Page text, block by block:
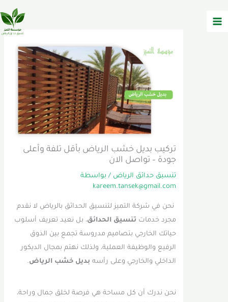
تركيب بديل خشب الرياض بأقل تلفة وأعلى
جودة – تواصل الان
تنسيق حدائق الرياض/ بواسطة
kareem.tansek@gmail.com
نحن في شركة التميز لتنسيق الحدائق بالرياض لا نقدم
مجرد خدماتتنسيق الحدائق، بل نعيد تعريف أسلوب
حياتك الخارجي بتصاميم مدروسة تجمع بين الذوق
الرفيع والوظيفة العملية، ولذلك نهتم بمجال الديكور
الداخلي والخارجي وعلى رأسه بديل خشب الرياض .
نحن ندرك أن كل مساحة هي فرصة لخلق جمال وراحة،